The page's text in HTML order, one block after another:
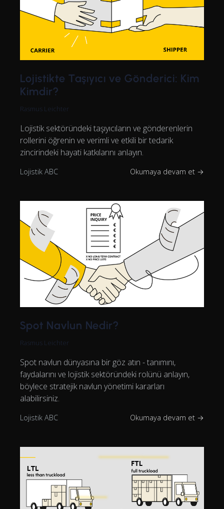
Lojistikte Taşıyıcı ve Gönderici: Kim
Kimdir?
Rasmus Leichter
Lojistik sektöründeki taşıyıcıların ve gönderenlerin
rollerini öğrenin ve verimli ve etkili bir tedarik
zincirindeki hayati katkılarını anlayın.
Lojistik ABC Okumaya devam et →
Spot Navlun Nedir?
Rasmus Leichter
Spot navlun dünyasına bir göz atın - tanımını,
faydalarını ve lojistik sektöründeki rolünü anlayın,
böylece stratejik navlun yönetimi kararları
alabilirsiniz.
Lojistik ABC Okumaya devam et →